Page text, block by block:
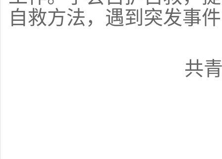
自救方法，遇到突发事
共